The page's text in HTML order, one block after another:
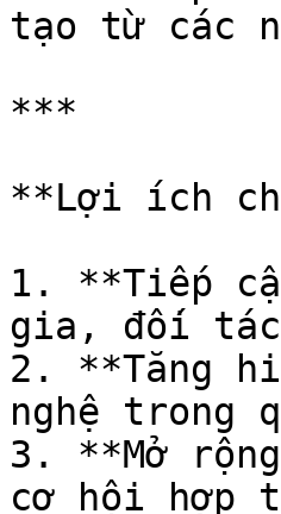
tạo từ các
***
**Lợi ích
1. **Tiếp
gia, đối tác
2. **Tăng
nghệ trong
3. **Mở
cơ hội hợp